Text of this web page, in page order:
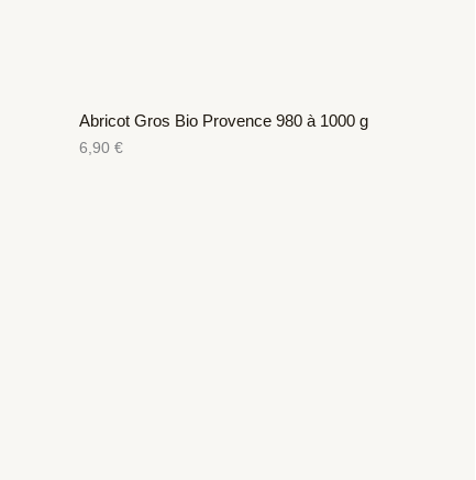
Abricot Gros Bio Provence 980 à 1000 g
6,90 €